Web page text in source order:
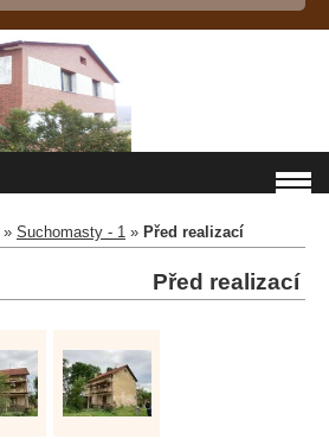
» Suchomasty - 1 » Před realizací
Před realizací